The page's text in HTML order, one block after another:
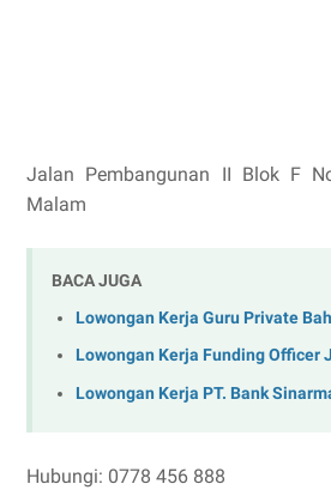
Jalan Pembangunan II Blok F
Malam
BACA JUGA
Lowongan Kerja Guru Private
Lowongan Kerja Funding Officer
Lowongan Kerja PT. Bank
Hubungi: 0778 456 888